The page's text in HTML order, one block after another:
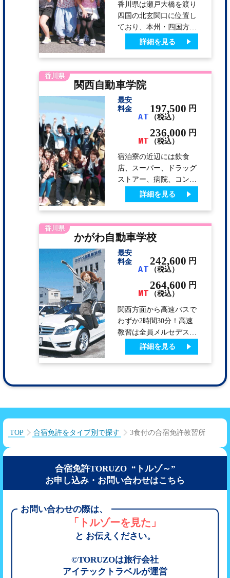
ん。 【学科の授業がオ
ンデマンドに！】 オン
デマンド学科を導入した
香川県は瀬戸大橋を渡り
四国の北玄関口に位置し
ており、本州・四国方面
からのアクセスが良く非
常に便利です。 宿舎は
全室バス・トイレ・
TV・エアコン付。教習
も指導員が熱意を持って
教習させて頂きます。
詳細を見る
香川県
関西自動車学院
最安
料金
AT
197,500 円
（税込）
MT
236,000 円
（税込）
宿泊寮の近辺には飲食
店、スーパー、ドラッグ
ストアー、病院、コンビ
ニ、本屋、ケーキ屋、携
帯ショップなど生活に困
らない施設が徒歩、自転
車10分以内に揃ってま
す。教習が早く終わった
日は、栗林公園や丸亀町
の商店街などの観光地で
高松を満喫して下さい。
当校は『褒めて伸ばす教
習』をモットーにしてい
るアットホームな教習所
です。
詳細を見る
香川県
かがわ自動車学校
最安
料金
AT
242,600 円
（税込）
MT
264,600 円
（税込）
関西方面から高速バスで
わずか2時間30分！高速
教習は全員メルセデスベ
ンツ（アバンギャルド・
ローレウス）または
BMW（X1）で実施！清
ド式ロックキーで安心。
す！日曜日は少し教習は
ですので、粛々とご自由
な時間をお過ごし下さ
い！
詳細を見る
TOP 合宿免許をタイプ別で探す 3食付の合宿免許教習所
合宿免許TORUZO “トルゾ～”
お申し込み・お問い合わせはこちら
お問い合わせの際は、
「トルゾーを見た」
と お伝えください。
©TORUZOは旅行会社
アイテックトラベルが運営